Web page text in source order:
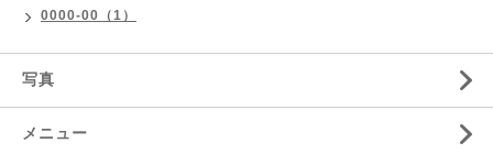
0000-00（1）
写真
メニュー